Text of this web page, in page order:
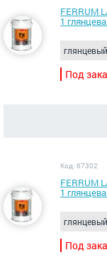
FERRUM
1
глянцевый
Под
Код: 67302
FERRUM
1
глянцевый
Под